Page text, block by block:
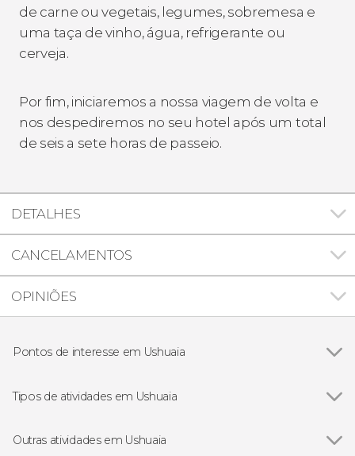
de carne ou vegetais, legumes, sobremesa e
uma taça de vinho, água, refrigerante ou
cerveja.
Por fim, iniciaremos a nossa viagem de volta e
nos despediremos no seu hotel após um total
de seis a sete horas de passeio.
DETALHES
CANCELAMENTOS
OPINIÕES
Pontos de interesse em Ushuaia
Tipos de atividades em Ushuaia
Passeios de helicóptero por Ushuaia
Outras atividades em Ushuaia